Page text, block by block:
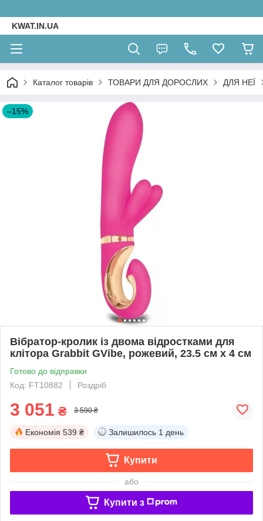
KWAT.IN.UA
Каталог товарів ТОВАРИ ДЛЯ ДОРОСЛИХ ДЛЯ НЕЇ
–15%
Вібратор-кролик із двома відростками для
клітора Grabbit GVibe, рожевий, 23.5 см х 4 см
Готово до відправки
Код: FT10882
Роздріб
3 051 ₴ 3 590 ₴
Економія 539 ₴ Залишилось 1 день
Купити
або
Купити з